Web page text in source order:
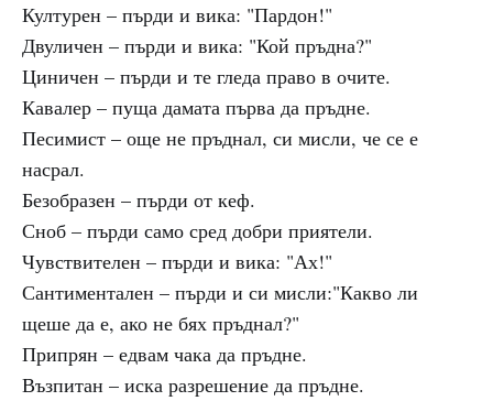
Културен – пърди и вика: "Пардон!"
Двуличен – пърди и вика: "Кой пръдна?"
Циничен – пърди и те гледа право в очите.
Кавалер – пуща дамата първа да пръдне.
Песимист – още не пръднал, си мисли, че се е
насрал.
Безобразен – пърди от кеф.
Сноб – пърди само сред добри приятели.
Чувствителен – пърди и вика: "Ах!"
Сантиментален – пърди и си мисли:"Какво ли
щеше да е, ако не бях пръднал?"
Припрян – едвам чака да пръдне.
Възпитан – иска разрешение да пръдне.